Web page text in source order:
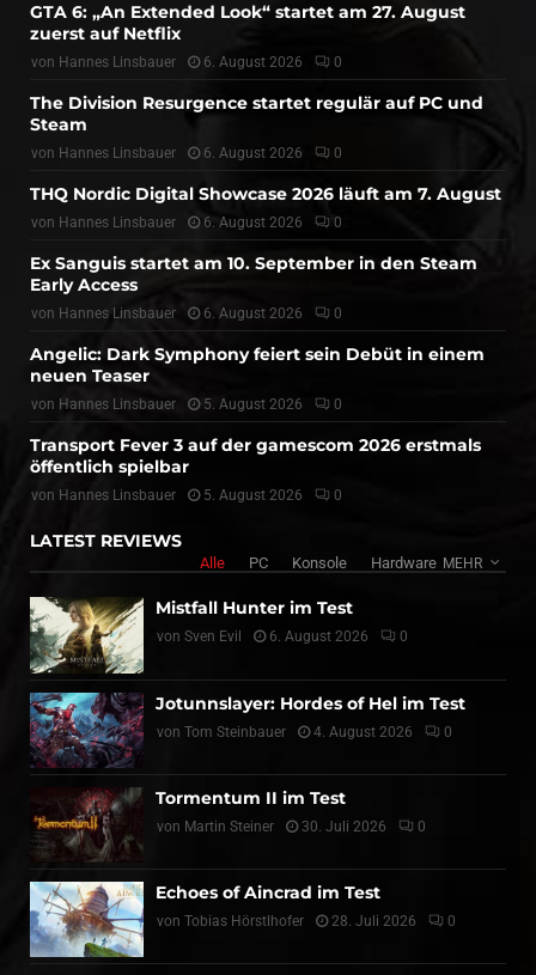
GTA 6: „An Extended Look“ startet am 27. August
zuerst auf Netflix
von Hannes Linsbauer 6. August 2026 0
The Division Resurgence startet regulär auf PC und
Steam
von Hannes Linsbauer 6. August 2026 0
THQ Nordic Digital Showcase 2026 läuft am 7. August
von Hannes Linsbauer 6. August 2026 0
Ex Sanguis startet am 10. September in den Steam
Early Access
von Hannes Linsbauer 6. August 2026 0
Angelic: Dark Symphony feiert sein Debüt in einem
neuen Teaser
von Hannes Linsbauer 5. August 2026 0
Transport Fever 3 auf der gamescom 2026 erstmals
öffentlich spielbar
von Hannes Linsbauer 5. August 2026 0
LATEST REVIEWS
Alle PC Konsole Hardware MEHR
Mistfall Hunter im Test
von Sven Evil 6. August 2026 0
Jotunnslayer: Hordes of Hel im Test
von Tom Steinbauer 4. August 2026 0
Tormentum II im Test
von Martin Steiner 30. Juli 2026 0
Echoes of Aincrad im Test
von Tobias Hörstlhofer 28. Juli 2026 0